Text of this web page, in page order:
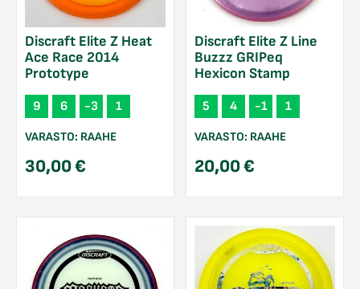
Discraft Elite Z Heat
Ace Race 2014
Prototype
9 6 -3 1
VARASTO: RAAHE
30,00€
Discraft Elite Z Line
Buzzz GRIPeq
Hexicon Stamp
5 4 -1 1
VARASTO: RAAHE
20,00€